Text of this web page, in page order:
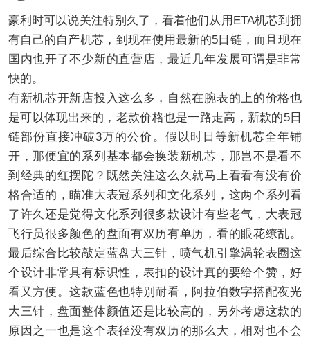
豪利时可以说关注特别久了，看着他们从用ETA机芯到拥
有自己的自产机芯，到现在使用最新的5日链，而且现在
国内也开了不少新的直营店，最近几年发展可谓是非常
快的。
有新机芯开新店投入这么多，自然在腕表的上的价格也
是可以体现出来的，老款价格也是一路走高，新款的5日
链部份直接冲破3万的公价。假以时日等新机芯全年铺
开，那便宜的系列基本都会换装新机芯，那岂不是看不
到经典的红摆陀？既然关注这么久就马上看看有没有价
格合适的，瞄准大表冠系列和文化系列，这两个系列看
了许久还是觉得文化系列很多款设计有些老气，大表冠
飞行员很多颜色的盘面有双历有单历，看的眼花缭乱。
最后综合比较敲定蓝盘大三针，喷气机引擎涡轮表圈这
个设计非常具有标识性，表扣的设计真的要给个赞，好
看又方便。这款蓝色也特别耐看，阿拉伯数字搭配夜光
大三针，盘面整体颜值还是比较高的，另外考虑这款的
原因之一也是这个表径没有双历的那么大，相对也不会